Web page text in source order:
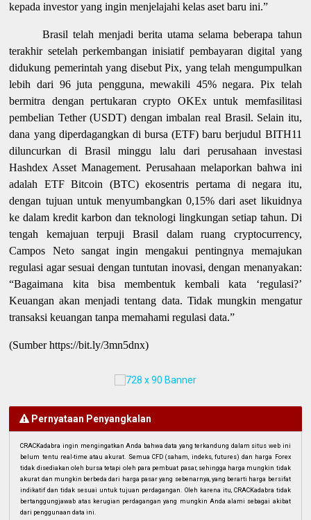
kepada investor yang ingin menjelajahi kelas aset baru ini.”
Brasil telah menjadi berita utama selama beberapa tahun
terakhir setelah perkembangan inisiatif pembayaran digital yang
didukung pemerintah yang disebut Pix, yang telah mengumpulkan
lebih dari 96 juta pengguna, mewakili 45% negara. Pix telah
bermitra dengan pertukaran crypto OKEx untuk memfasilitasi
pembelian Tether (USDT) dengan imbalan real Brasil. Selain itu,
dana yang diperdagangkan di bursa (ETF) baru berjudul BITH11
diluncurkan di Brasil minggu lalu dari perusahaan investasi
Hashdex Asset Management. Perusahaan melaporkan bahwa ini
adalah ETF Bitcoin (BTC) ekosentris pertama di negara itu,
dengan tujuan untuk menyumbangkan 0,15% dari aset likuidnya
ke dalam kredit karbon dan teknologi lingkungan setiap tahun. Di
tengah kemajuan terpuji Brasil dalam ruang cryptocurrency,
Campos Neto sangat ingin mengakui pentingnya memajukan
regulasi agar sesuai dengan tuntutan inovasi, dengan menanyakan:
“Bagaimana kita bisa membentuk kembali kata ‘regulasi?’
Keuangan akan menjadi tentang data. Tidak mungkin mengatur
transaksi keuangan tanpa memahami regulasi data.”
(Sumber https://bit.ly/3mn5dnx)
Pernyataan Penyangkalan
CRACKadabra ingin mengingatkan Anda bahwa data yang terkandung dalam situs web ini
belum tentu real-time atau akurat. Semua CFD (saham, indeks, futures) dan harga Forex
tidak disediakan oleh bursa tetapi oleh para pembuat pasar, sehingga harga mungkin tidak
akurat dan mungkin berbeda dari harga pasar yang sebenarnya, yang berarti harga bersifat
indikatif dan tidak sesuai untuk tujuan perdagangan. Oleh karena itu, CRACKadabra tidak
bertanggungjawab atas kerugian perdagangan yang mungkin Anda alami sebagai akibat
dari penggunaan data ini.